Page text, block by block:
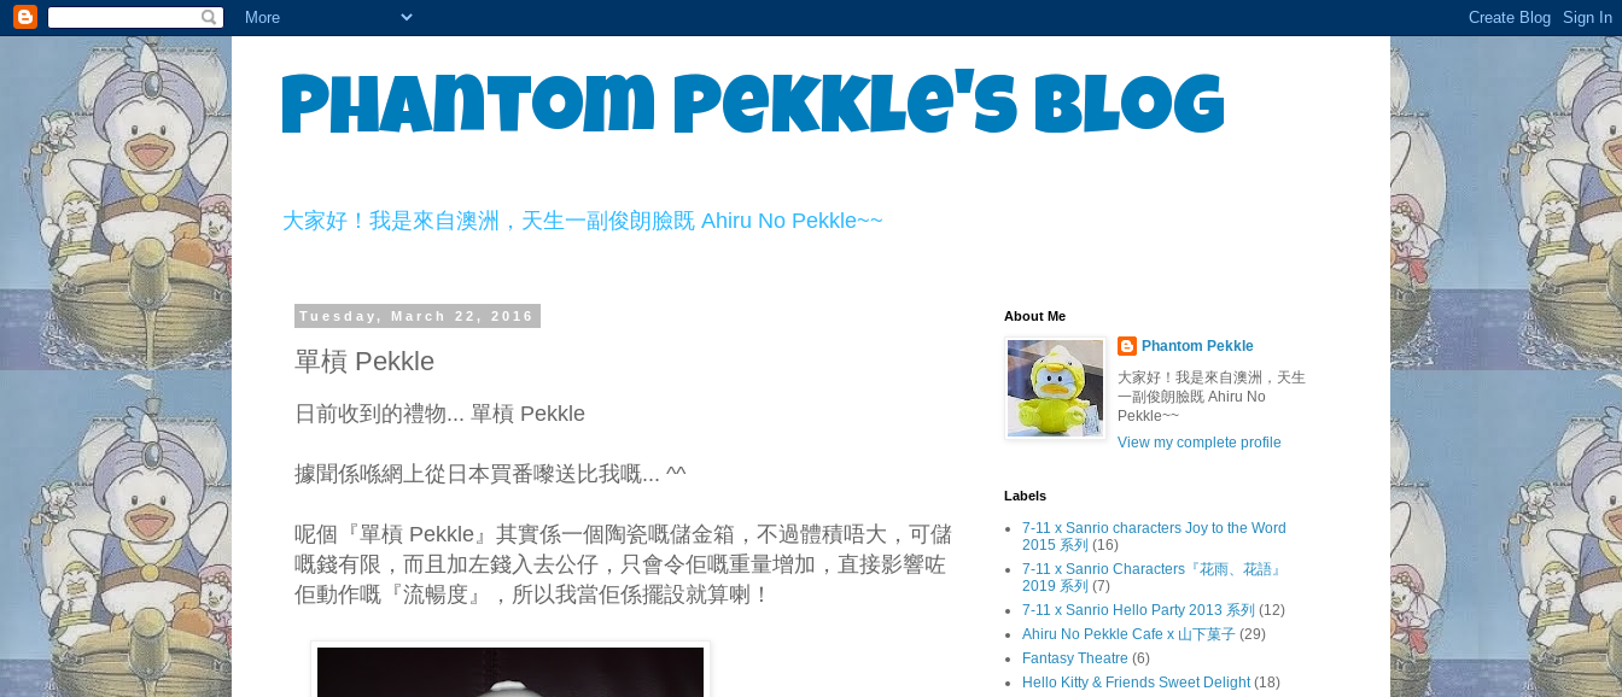
Phantom Pekkle's Blog
大家好！我是來自澳洲，天生一副俊朗臉既 Ahiru No Pekkle~~
Tuesday, March 22, 2016
單槓 Pekkle
日前收到的禮物... 單槓 Pekkle
據聞係喺網上從日本買番嚟送比我嘅... ^^
呢個『單槓 Pekkle』其實係一個陶瓷嘅儲金箱，不過體積唔大，可儲
嘅錢有限，而且加左錢入去公仔，只會令佢嘅重量增加，直接影響咗
佢動作嘅『流暢度』，所以我當佢係擺設就算喇！
About Me
Phantom Pekkle
大家好！我是來自澳洲，天生
一副俊朗臉既 Ahiru No
Pekkle~~
View my complete profile
Labels
7-11 x Sanrio characters Joy to the Word
2015 系列 (16)
7-11 x Sanrio Characters『花雨、花語』
2019 系列 (7)
7-11 x Sanrio Hello Party 2013 系列 (12)
Ahiru No Pekkle Cafe x 山下菓子 (29)
Fantasy Theatre (6)
Hello Kitty & Friends Sweet Delight (18)